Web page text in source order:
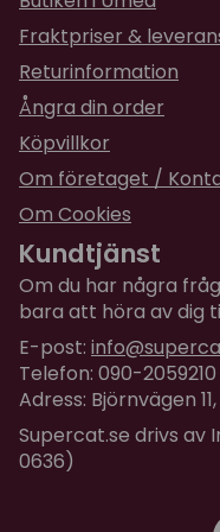
Vikt:3,5 kg
Storlek:30 x 23 x 14
Lucky-Kitty rymmer
Obs:
Fraktpriser &
Returinformation
Ångra din order
Köpvillkor
Om företaget /
Om Cookies
Kundtjänst
Om du har några
bara att höra av dig
E-post:
Telefon: 090-2059210
Adress: Björnvägen
Supercat.se drivs av
0636)